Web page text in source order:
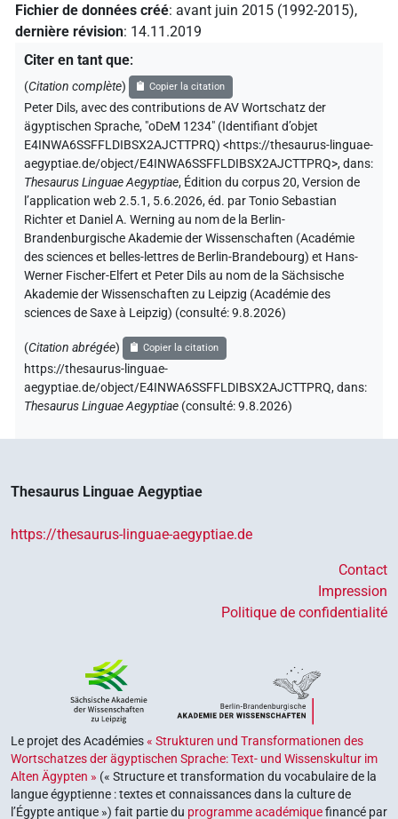
Fichier de données créé: avant juin 2015 (1992-2015),
dernière révision: 14.11.2019
Citer en tant que:
(Citation complète) Copier la citation
Peter Dils,avec des contributions deAV Wortschatz der
ägyptischen Sprache, "oDeM 1234" (Identifiant d’objet
E4INWA6SSFFLDIBSX2AJCTTPRQ) <https://thesaurus-linguae-
aegyptiae.de/object/E4INWA6SSFFLDIBSX2AJCTTPRQ>,dans:
Thesaurus Linguae Aegyptiae, Édition du corpus 20, Version de
l’application web 2.5.1, 5.6.2026, éd. par Tonio Sebastian
Richter et Daniel A. Werning au nom de la Berlin-
Brandenburgische Akademie der Wissenschaften (Académie
des sciences et belles-lettres de Berlin-Brandebourg) et Hans-
Werner Fischer-Elfert et Peter Dils au nom de la Sächsische
Akademie der Wissenschaften zu Leipzig (Académie des
sciences de Saxe à Leipzig) (consulté:9.8.2026)
(Citation abrégée) Copier la citation
https://thesaurus-linguae-
aegyptiae.de/object/E4INWA6SSFFLDIBSX2AJCTTPRQ,dans:
Thesaurus Linguae Aegyptiae (consulté:9.8.2026)
Thesaurus Linguae Aegyptiae
https://thesaurus-linguae-aegyptiae.de
Contact
Impression
Politique de confidentialité
Le projet des Académies« Strukturen und Transformationen des
Wortschatzes der ägyptischen Sprache: Text- und Wissenskultur im
Alten Ägypten » (« Structure et transformation du vocabulaire de la
langue égyptienne : textes et connaissances dans la culture de
l’Égypte antique ») fait partie du programme académiquefinancé par